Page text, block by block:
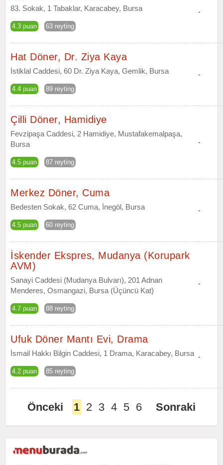
83. Sokak, 1 Tabaklar, Karacabey, Bursa
4.3 puan 63 reyting
-
Hat Döner, Dr. Ziya Kaya
İstiklal Caddesi, 60 Dr. Ziya Kaya, Gemlik, Bursa
4.4 puan 89 reyting
-
Çilli Döner, Hamidiye
Fevzipaşa Caddesi, 2 Hamidiye, Mustafakemalpaşa,
Bursa
4.5 puan 87 reyting
-
Merkez Döner, Cuma
Bedesten Sokak, 62 Cuma, İnegöl, Bursa
4.5 puan 60 reyting
-
İskender Ekspres, Mudanya (Korupark
AVM)
Sanayi Caddesi (Mudanya Bulvarı), 201 Adnan
Menderes, Osmangazi, Bursa (Üçüncü Kat)
4.7 puan 88 reyting
-
Ufuk Döner Mantı Evi, Drama
İsmail Hakkı Bilgin Caddesi, 1 Drama, Karacabey, Bursa
4.2 puan 85 reyting
-
Önceki 1 2 3 4 5 6 Sonraki